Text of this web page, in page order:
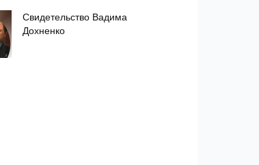
Свидетельство Вадима
Дохненко